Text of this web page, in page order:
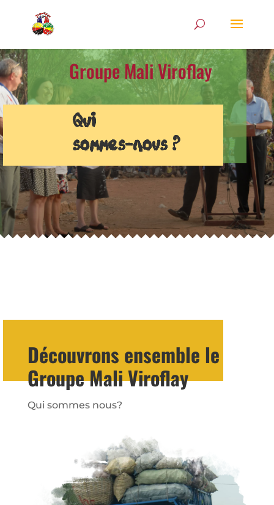
Groupe Mali Viroflay
Qui
sommes-nous ?
Découvrons ensemble le
Groupe Mali Viroflay
Qui sommes nous?